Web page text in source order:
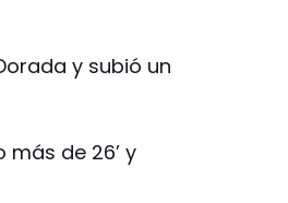
y subió un
más de 26’ y